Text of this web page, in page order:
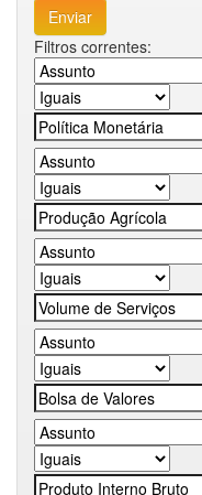
Filtros correntes: